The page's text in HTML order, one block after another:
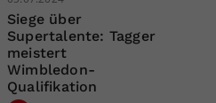
Siege über
Supertalente: Tagger
meistert
Wimbledon-
Qualifikation